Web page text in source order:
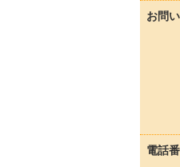
お問
電話